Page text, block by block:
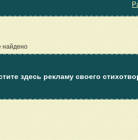
найдено
здесь рекламу своего